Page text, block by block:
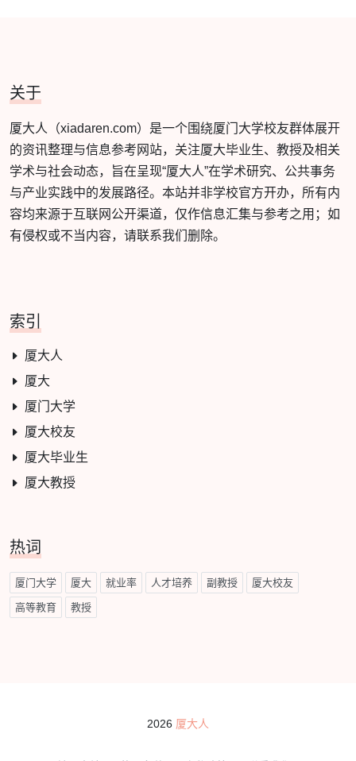
关于
厦大人（xiadaren.com）是一个围绕厦门大学校友群体展开
的资讯整理与信息参考网站，关注厦大毕业生、教授及相关
学术与社会动态，旨在呈现“厦大人”在学术研究、公共事务
与产业实践中的发展路径。本站并非学校官方开办，所有内
容均来源于互联网公开渠道，仅作信息汇集与参考之用；如
有侵权或不当内容，请联系我们删除。
索引
厦大人
厦大
厦门大学
厦大校友
厦大毕业生
厦大教授
热词
厦门大学 厦大 就业率 人才培养 副教授 厦大校友
高等教育 教授
2026 厦大人